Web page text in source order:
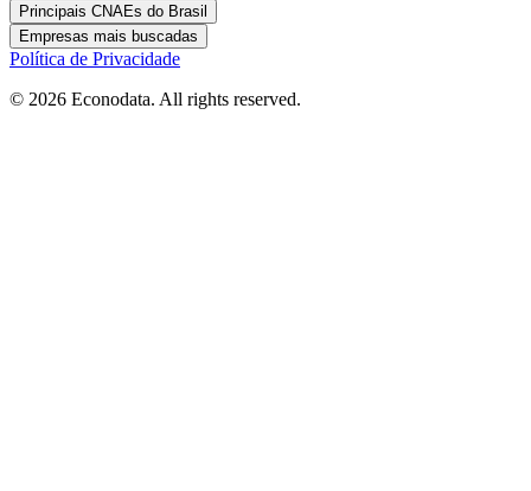
Principais CNAEs do Brasil
Empresas mais buscadas
Política de Privacidade
© 2026 Econodata. All rights reserved.